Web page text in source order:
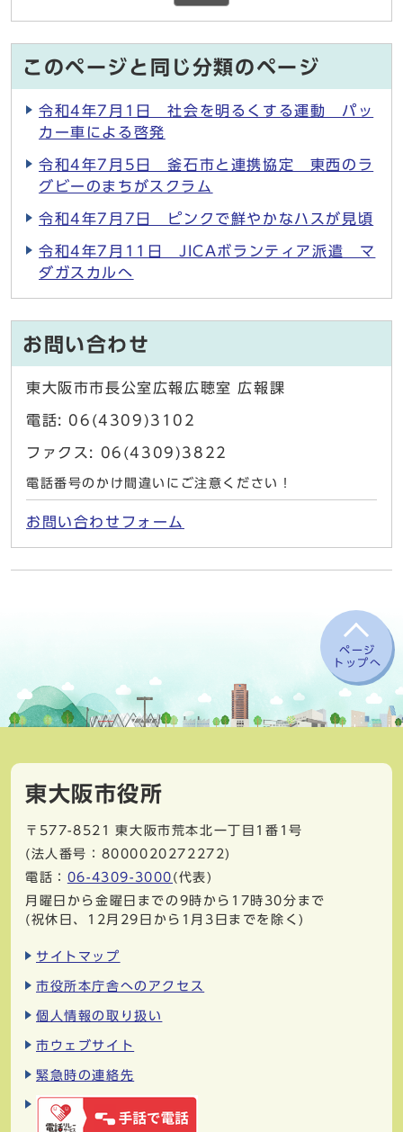
このページと同じ分類のページ
令和4年7月1日 社会を明るくする運動 パッ
カー車による啓発
令和4年7月5日 釜石市と連携協定 東西のラ
グビーのまちがスクラム
令和4年7月7日 ピンクで鮮やかなハスが見頃
令和4年7月11日 JICAボランティア派遣 マ
ダガスカルへ
お問い合わせ
東大阪市市長公室広報広聴室 広報課
電話: 06(4309)3102
ファクス: 06(4309)3822
電話番号のかけ間違いにご注意ください！
お問い合わせフォーム
ページ
トップへ
東大阪市役所
〒577-8521
東大阪市荒本北一丁目1番1号
(法人番号：8000020272272)
電話： 06-4309-3000 (代表)
月曜日から金曜日までの9時から17時30分まで
(祝休日、12月29日から1月3日までを除く)
サイトマップ
市役所本庁舎へのアクセス
個人情報の取り扱い
市ウェブサイト
緊急時の連絡先